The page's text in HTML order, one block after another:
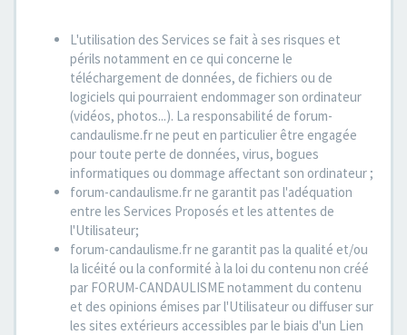
L'utilisation des Services se fait à ses risques et
périls notamment en ce qui concerne le
téléchargement de données, de fichiers ou de
logiciels qui pourraient endommager son ordinateur
(vidéos, photos...). La responsabilité de forum-
candaulisme.fr ne peut en particulier être engagée
pour toute perte de données, virus, bogues
informatiques ou dommage affectant son ordinateur ;
forum-candaulisme.fr ne garantit pas l'adéquation
entre les Services Proposés et les attentes de
l'Utilisateur;
forum-candaulisme.fr ne garantit pas la qualité et/ou
la licéité ou la conformité à la loi du contenu non créé
par FORUM-CANDAULISME notamment du contenu
et des opinions émises par l'Utilisateur ou diffuser sur
les sites extérieurs accessibles par le biais d'un Lien